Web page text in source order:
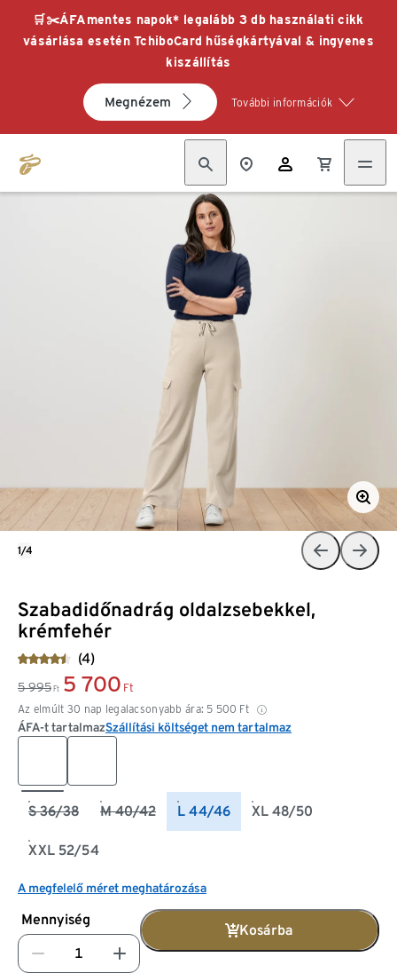
🛒✂️ÁFAmentes napok* legalább 3 db használati cikk
vásárlása esetén TchiboCard hűségkártyával & ingyenes
kiszállítás
Megnézem További információk
Szabadidőnadrág oldalzsebekkel,
krémfehér
(4)
5 995 Ft 5 700 Ft
Az elmúlt 30 nap legalacsonyabb ára: 5 500 Ft
ÁFA-t tartalmazSzállítási költséget nem tartalmaz
S 36/38 M 40/42 L 44/46 XL 48/50
XXL 52/54
A megfelelő méret meghatározása
Mennyiség
Kosárba
1/4